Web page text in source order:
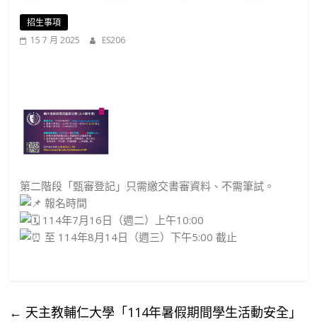
招生事項
15 7 月 2025
ES206
第二階段「甄審登記」只需繳交書審資料、不需筆試。
報名時間
114年7月16日（週二）上午10:00
至 114年8月14日（週三）下午5:00 截止
← 天主教輔仁大學「114年暑假期間學生活動安全」